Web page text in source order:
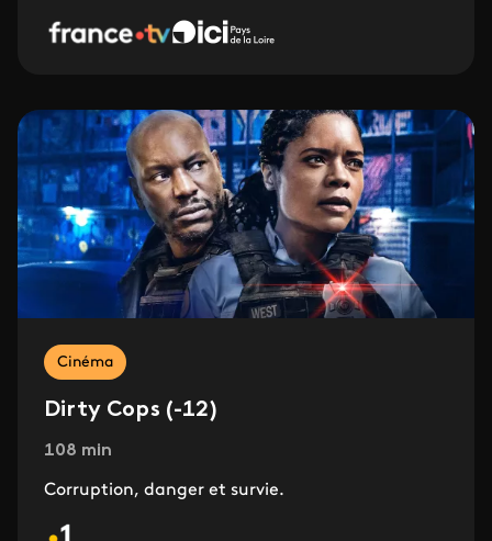
Cinéma
Dirty Cops (-12)
108 min
Corruption, danger et survie.